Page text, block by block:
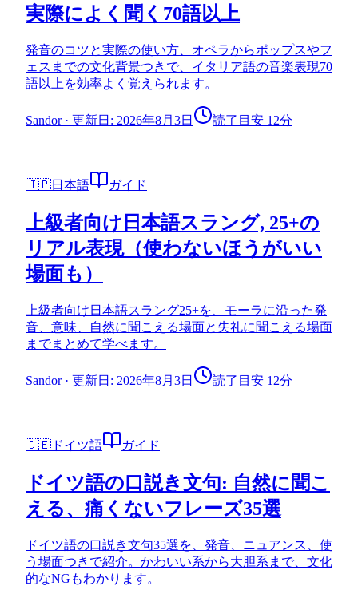
実際によく聞く70語以上
発音のコツと実際の使い方、オペラからポップスやフ
ェスまでの文化背景つきで、イタリア語の音楽表現70
語以上を効率よく覚えられます。
Sandor· 更新日: 2026年8月3日 読了目安 12分
🇯🇵日本語 ガイド
上級者向け日本語スラング, 25+の
リアル表現（使わないほうがいい
場面も）
上級者向け日本語スラング25+を、モーラに沿った発
音、意味、自然に聞こえる場面と失礼に聞こえる場面
までまとめて学べます。
Sandor· 更新日: 2026年8月3日 読了目安 12分
🇩🇪 ドイツ語 ガイド
ドイツ語の口説き文句: 自然に聞こ
える、痛くないフレーズ35選
ドイツ語の口説き文句35選を、発音、ニュアンス、使
う場面つきで紹介。かわいい系から大胆系まで、文化
的なNGもわかります。